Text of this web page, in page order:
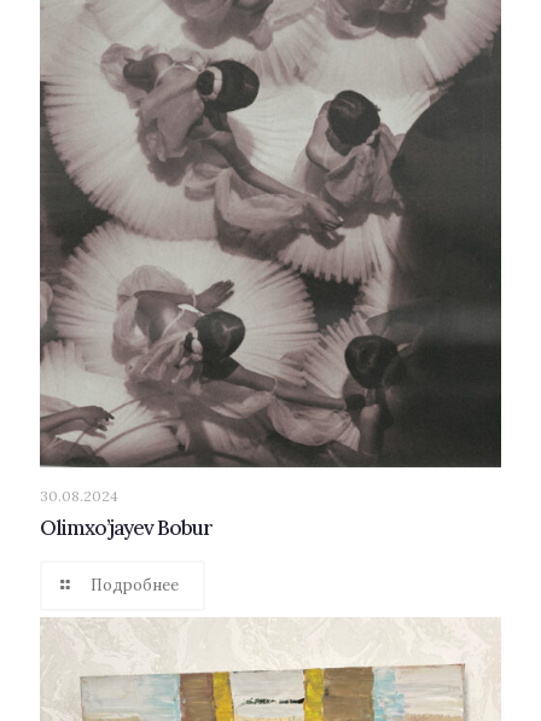
30.08.2024
Olimxo’jayev Bobur
Подробнее